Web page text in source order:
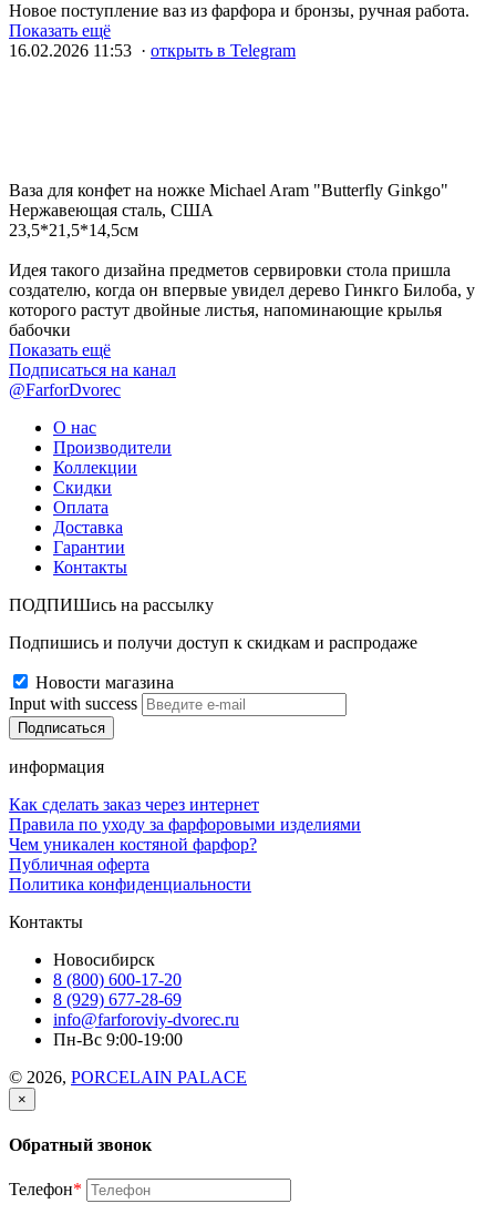
Новое поступление ваз из фарфора и бронзы, ручная работа.
Показать ещё
16.02.2026 11:53 · открыть в Telegram
Ваза для конфет на ножке Michael Aram "Butterfly Ginkgo"
Нержавеющая сталь, США
23,5*21,5*14,5см
Идея такого дизайна предметов сервировки стола пришла
создателю, когда он впервые увидел дерево Гинкго Билоба, у
которого растут двойные листья, напоминающие крылья
бабочки
Показать ещё
Подписаться на канал
@FarforDvorec
О нас
Производители
Коллекции
Скидки
Оплата
Доставка
Гарантии
Контакты
ПОДПИШись на рассылку
Подпишись и получи доступ к скидкам и распродаже
Новости магазина
Input with success
информация
Как сделать заказ через интернет
Правила по уходу за фарфоровыми изделиями
Чем уникален костяной фарфор?
Публичная оферта
Политика конфиденциальности
Контакты
Новосибирск
8 (800) 600-17-20
8 (929) 677-28-69
info@farforoviy-dvorec.ru
Пн-Вс 9:00-19:00
© 2026, PORCELAIN PALACE
×
Обратный звонок
Телефон*